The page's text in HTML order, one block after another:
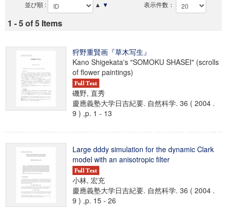
並び順 : ▲ ▼ 表示件数：
1 - 5 of 5 Items
狩野重賢画『草木写生』
Kano Shigekata's "SOMOKU SHASEI" (scrolls
of flower paintings)
磯野, 直秀
慶應義塾大学日吉紀要. 自然科学. 36 ( 2004 .
9 ) ,p. 1 - 13
Large dddy simulation for the dynamic Clark
model with an anisotropic filter
小林, 宏充
慶應義塾大学日吉紀要. 自然科学. 36 ( 2004 .
9 ) ,p. 15 - 26